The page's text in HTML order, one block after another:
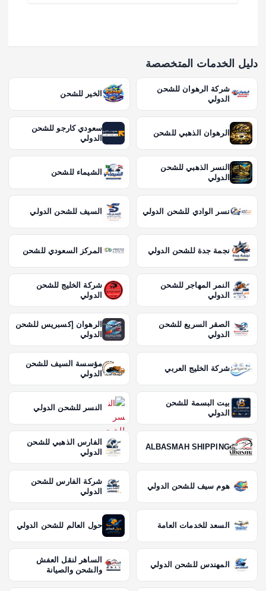
دليل الخدمات المتخصصة
شركة الرهوان للشحن
الدولي
الخير للشحن
الرهوان الذهبي للشحن
سعودي كارجو للشحن
الدولي
النسر الذهبي للشحن
الدولي
الشيماء للشحن
نسر الوادي للشحن الدولي السيف للشحن الدولي
نجمة جدة للشحن الدولي المركز السعودي للشحن
النمر المهاجر للشحن
الدولي
شركة الخليج للشحن
الدولي
الصقر السريع للشحن
الدولي
الرهوان إكسبريس للشحن
الدولي
شركة الخليج العربي
مؤسسة السيف للشحن
الدولي
بيت البسمة للشحن
الدولي
النسر للشحن الدولي
ALBASMAH SHIPPING
الفارس الذهبي للشحن
الدولي
هوم سيف للشحن الدولي
شركة الفارس للشحن
الدولي
السعد للخدمات العامة حول العالم للشحن الدولي
المهندس للشحن الدولي
الساهر لنقل العفش
والشحن والصيانة